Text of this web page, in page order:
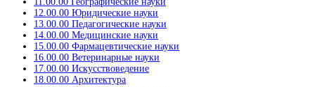
12.00.00 Юридические науки
13.00.00 Педагогические науки
14.00.00 Медицинские науки
15.00.00 Фармацевтические науки
16.00.00 Ветеринарные науки
17.00.00 Искусствоведение
18.00.00 Архитектура